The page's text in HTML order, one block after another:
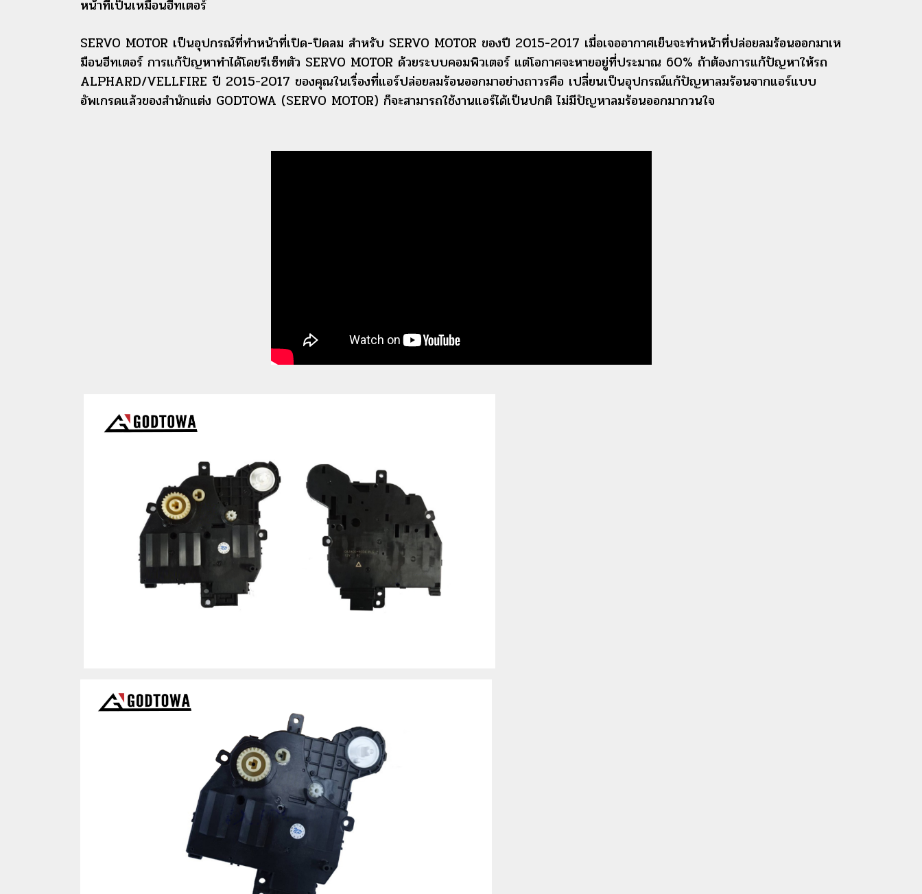
หน้าที่เป็นเหมือนฮีทเตอร์
SERVO MOTOR เป็นอุปกรณ์ที่ทำหน้าที่เปิด-ปิดลม สำหรับ SERVO MOTOR ของปี 2015-2017 เมื่อเจออากาศเย็นจะทำหน้าที่ปล่อยลมร้อนออกมาเห
มือนฮีทเตอร์ การแก้ปัญหาทำได้โดยรีเซ็ทตัว SERVO MOTOR ด้วยระบบคอมพิวเตอร์ แต่โอกาศจะหายอยู่ที่ประมาณ 60% ถ้าต้องการแก้ปัญหาให้รถ
ALPHARD/VELLFIRE ปี 2015-2017 ของคุณในเรื่องที่แอร์ปล่อยลมร้อนออกมาอย่างถาวรคือ เปลี่ยนเป็นอุปกรณ์แก้ปัญหาลมร้อนจากแอร์แบบ
อัพเกรดแล้วของสำนักแต่ง GODTOWA (SERVO MOTOR) ก็จะสามารถใช้งานแอร์ได้เป็นปกติ ไม่มีปัญหาลมร้อนออกมากวนใจ